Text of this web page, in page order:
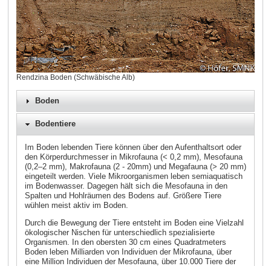
Rendzina Boden (Schwäbische Alb)
Boden
Bodentiere
Im Boden lebenden Tiere können über den Aufenthaltsort oder
den Körperdurchmesser in Mikrofauna (< 0,2 mm), Mesofauna
(0,2–2 mm), Makrofauna (2 - 20mm) und Megafauna (> 20 mm)
eingeteilt werden. Viele Mikroorganismen leben semiaquatisch
im Bodenwasser. Dagegen hält sich die Mesofauna in den
Spalten und Hohlräumen des Bodens auf. Größere Tiere
wühlen meist aktiv im Boden.
Durch die Bewegung der Tiere entsteht im Boden eine Vielzahl
ökologischer Nischen für unterschiedlich spezialisierte
Organismen. In den obersten 30 cm eines Quadratmeters
Boden leben Milliarden von Individuen der Mikrofauna, über
eine Million Individuen der Mesofauna, über 10.000 Tiere der